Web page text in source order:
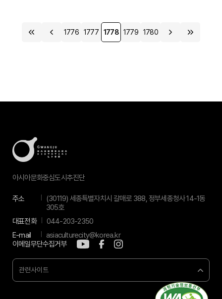
1776 1777 1778 1779 1780
아시아문화중심도시추진단
주소
(30119) 세종특별자치시 갈매로 388, 정부세종청사 14-1동
305호
대표전화
044-203-2350
E-mail
asiaculturecity@korea.kr
이메일무단수집거부
관련사이트